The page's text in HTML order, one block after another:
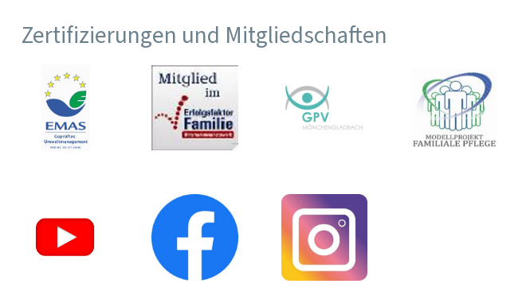
Zertifizierungen und Mitgliedschaften